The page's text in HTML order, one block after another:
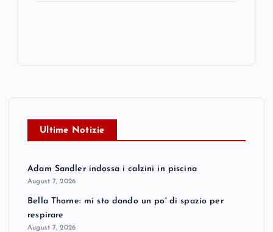
Ultime Notizie
Adam Sandler indossa i calzini in piscina
August 7, 2026
Bella Thorne: mi sto dando un po' di spazio per
respirare
August 7, 2026